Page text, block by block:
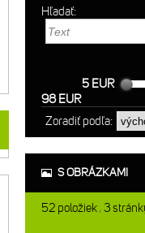
Hľadať:
5 EUR
98 EUR
Zoradiť podľa:
S OBRÁZKAMI
52 položiek 3